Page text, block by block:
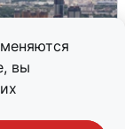
вы